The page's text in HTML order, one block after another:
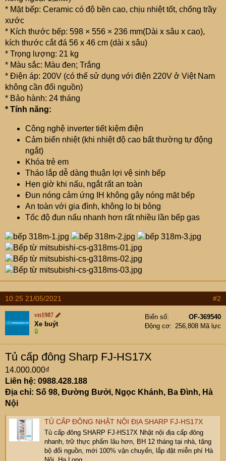
* Mặt bếp: Ceramic có độ bền cao, chịu nhiệt tốt, chống trầy
xước
* Kích thước bếp: 598 × 556 × 236 mm(Dài x sâu x cao),
kích thước cắt đá 56 x 46 cm (dài x sâu)
* Trọng lượng: 21 kg
* Màu sắc: Màu đen; Trắng
* Điện áp: 200V (có thể sử dụng với điện 220V ở Việt Nam
không cần đổi nguồn)
* Bảo hành: 24 tháng
* Tính năng:
Công nghệ inverter tiết kiệm điện
Cảm biến nhiệt (khi nhiệt độ cao bất thường tự động
ngắt)
Khóa trẻ em
Tháo lắp dễ dàng thuận lợi vệ sinh bếp
Hẹn giờ khi nấu, ngắt rất an toàn
Đun nóng cảm ứng IH không gây nóng mặt bếp
An toàn với gia đình, không lo bị bỏng
Tốc độ đun nấu nhanh hơn rất nhiều lần bếp gas
10:25 21/05/2021 #2
vtt1987
Xe buýt
Biển số
OF-369540
Động cơ
256,808 Mã lực
Tủ cấp đông Sharp FJ-HS17X
14.000.000₫
Liên hệ: 0988.428.188
Địa chỉ: Số 98, Đường Bưởi, Ngọc Khánh, Ba Đình, Hà
Nội
TỦ CẤP ĐÔNG NHẬT NỘI ĐỊA SHARP FJ-HS17X
Tủ cấp đông SHARP FJ-HS17X Nhật nội địa cấp đông
nhanh, trữ thực phẩm lâu hơn, BH 12 tháng tại nhà, tặng
bộ đổi nguồn, mới 100% vận chuyển, lắp đặt miễn phí Hà